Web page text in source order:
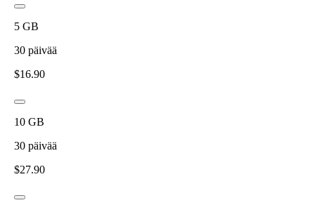
5 GB
30 päivää
$16.90
10 GB
30 päivää
$27.90